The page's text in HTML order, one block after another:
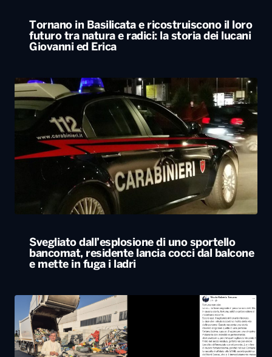
Svegliato dall’esplosione di uno sportello
bancomat, residente lancia cocci dal balcone
e mette in fuga i ladri